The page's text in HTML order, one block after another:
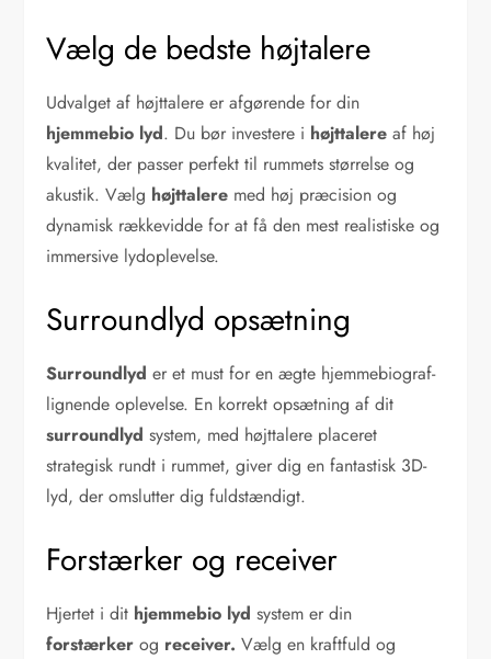
Vælg de bedste højtalere
Udvalget af højttalere er afgørende for din
hjemmebio lyd. Du bør investere i højttalere af høj
kvalitet, der passer perfekt til rummets størrelse og
akustik. Vælg højttalere med høj præcision og
dynamisk rækkevidde for at få den mest realistiske og
immersive lydoplevelse.
Surroundlyd opsætning
Surroundlyd er et must for en ægte hjemmebiograf-
lignende oplevelse. En korrekt opsætning af dit
surroundlyd system, med højttalere placeret
strategisk rundt i rummet, giver dig en fantastisk 3D-
lyd, der omslutter dig fuldstændigt.
Forstærker og receiver
Hjertet i dit hjemmebio lyd system er din
forstærker og receiver. Vælg en kraftfuld og